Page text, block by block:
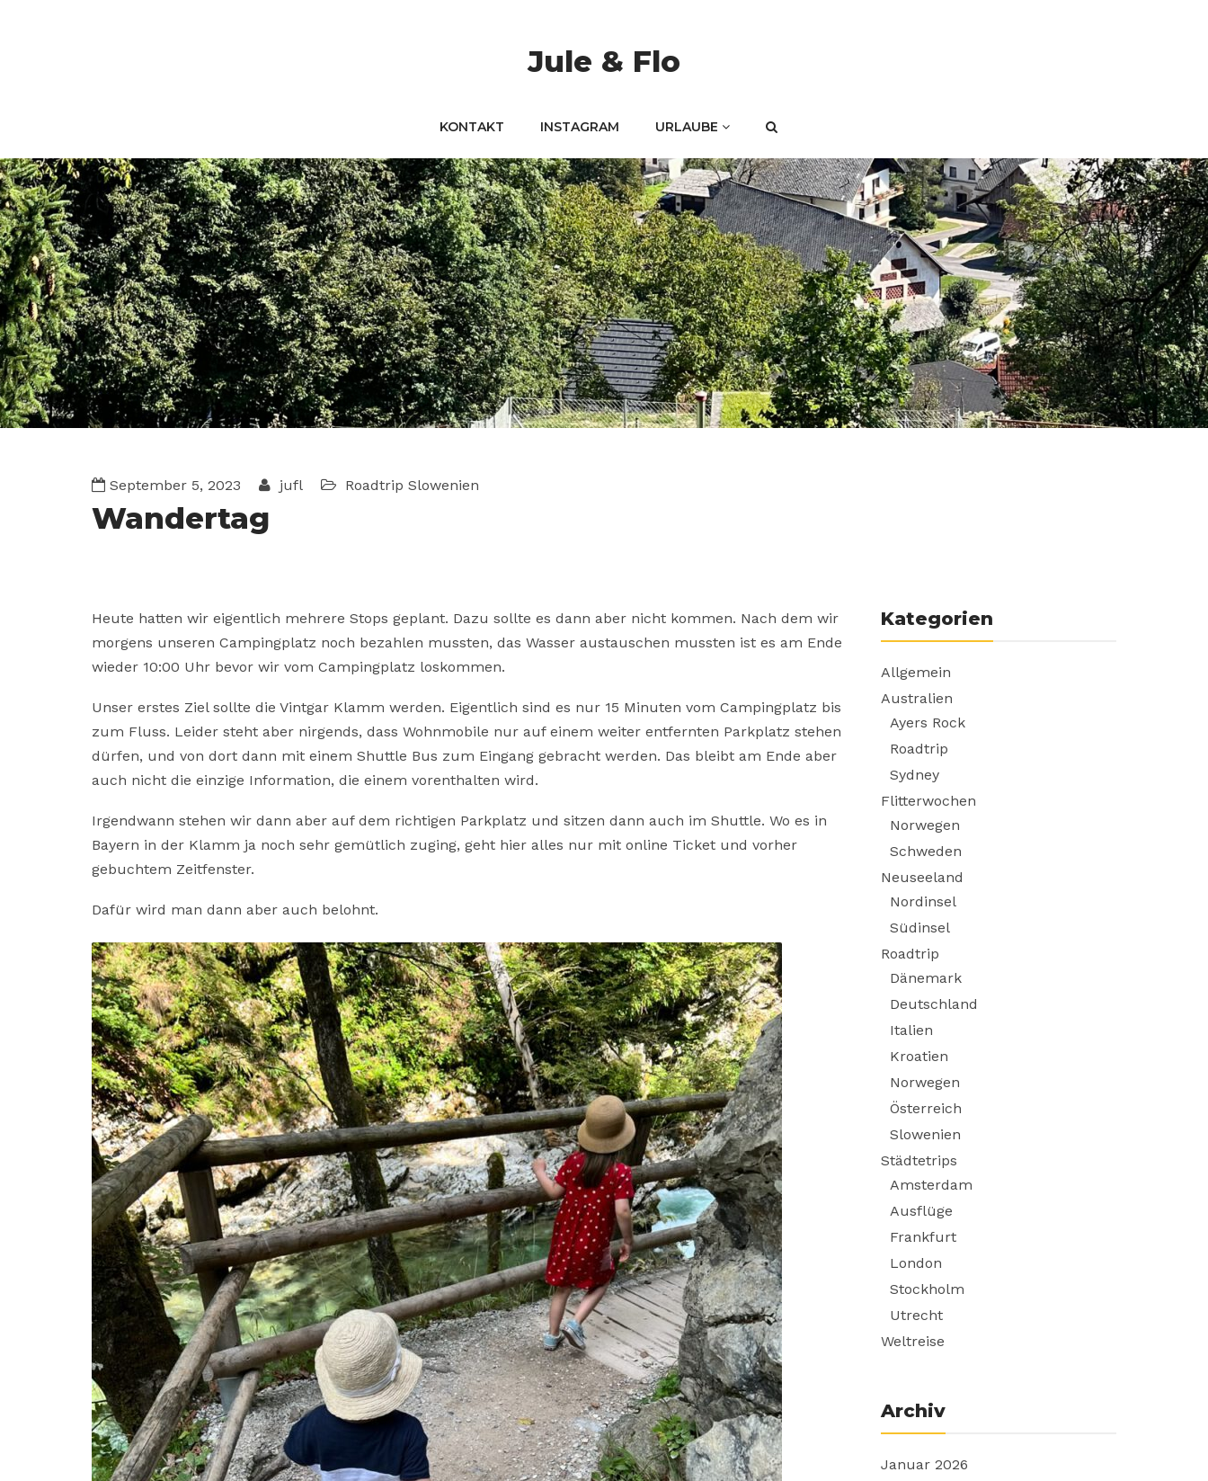
Jule & Flo
KONTAKT INSTAGRAM URLAUBE
September 5, 2023 jufl Roadtrip Slowenien
Wandertag
Heute hatten wir eigentlich mehrere Stops geplant. Dazu sollte es dann aber nicht kommen. Nach dem wir
morgens unseren Campingplatz noch bezahlen mussten, das Wasser austauschen mussten ist es am Ende
wieder 10:00 Uhr bevor wir vom Campingplatz loskommen.
Unser erstes Ziel sollte die Vintgar Klamm werden. Eigentlich sind es nur 15 Minuten vom Campingplatz bis
zum Fluss. Leider steht aber nirgends, dass Wohnmobile nur auf einem weiter entfernten Parkplatz stehen
dürfen, und von dort dann mit einem Shuttle Bus zum Eingang gebracht werden. Das bleibt am Ende aber
auch nicht die einzige Information, die einem vorenthalten wird.
Irgendwann stehen wir dann aber auf dem richtigen Parkplatz und sitzen dann auch im Shuttle. Wo es in
Bayern in der Klamm ja noch sehr gemütlich zuging, geht hier alles nur mit online Ticket und vorher
gebuchtem Zeitfenster.
Dafür wird man dann aber auch belohnt.
Kategorien
Allgemein
Australien
Ayers Rock
Roadtrip
Sydney
Flitterwochen
Norwegen
Schweden
Neuseeland
Nordinsel
Südinsel
Roadtrip
Dänemark
Deutschland
Italien
Kroatien
Norwegen
Österreich
Slowenien
Städtetrips
Amsterdam
Ausflüge
Frankfurt
London
Stockholm
Utrecht
Weltreise
Archiv
Januar 2026